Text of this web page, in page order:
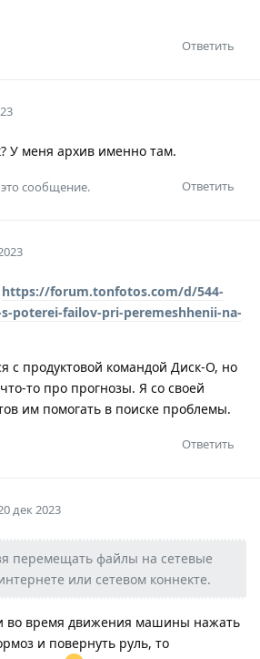
Ответить
У меня архив именно там.
Ответить
сообщение.
https://forum.tonfotos.com/d/544-
poterei-failov-pri-peremeshhenii-na-
с продуктовой командой Диск-О, но
то про прогнозы. Я со своей
им помогать в поиске проблемы.
Ответить
дек 2023
перемещать файлы на сетевые
или сетевом коннекте.
во время движения машины нажать
и повернуть руль, то